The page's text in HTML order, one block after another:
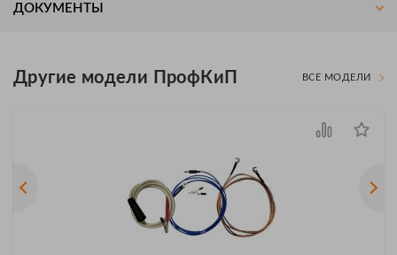
ДОКУМЕНТЫ
Другие модели ПрофКиП ВСЕ МОДЕЛИ